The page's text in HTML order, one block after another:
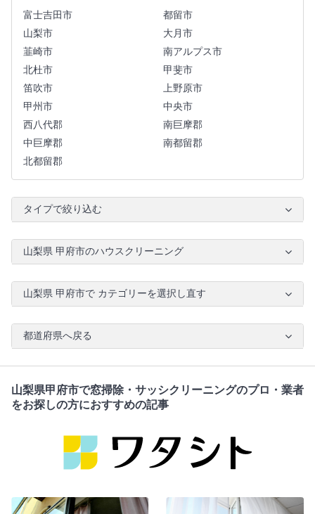
富士吉田市
都留市
山梨市
大月市
韮崎市
南アルプス市
北杜市
甲斐市
笛吹市
上野原市
甲州市
中央市
西八代郡
南巨摩郡
中巨摩郡
南都留郡
北都留郡
タイプで絞り込む
山梨県 甲府市のハウスクリーニング
山梨県 甲府市で カテゴリーを選択し直す
都道府県へ戻る
山梨県甲府市で窓掃除・サッシクリーニングのプロ・業者
をお探しの方におすすめの記事